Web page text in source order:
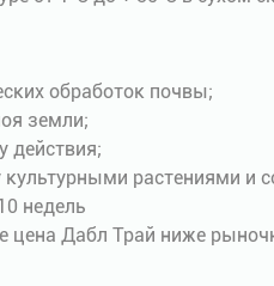
обработок почвы;
земли;
действия;
культурными растениями и
недель
цена Дабл Трай ниже